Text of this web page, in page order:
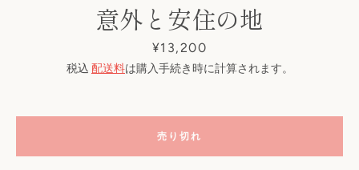
意外と安住の地
価
格
¥13,200
税込 配送料は購入手続き時に計算されます。
売り切れ